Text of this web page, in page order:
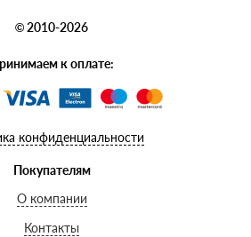
© 2010-2026
к оплате:
конфиденциальности
Покупателям
О компании
Контакты